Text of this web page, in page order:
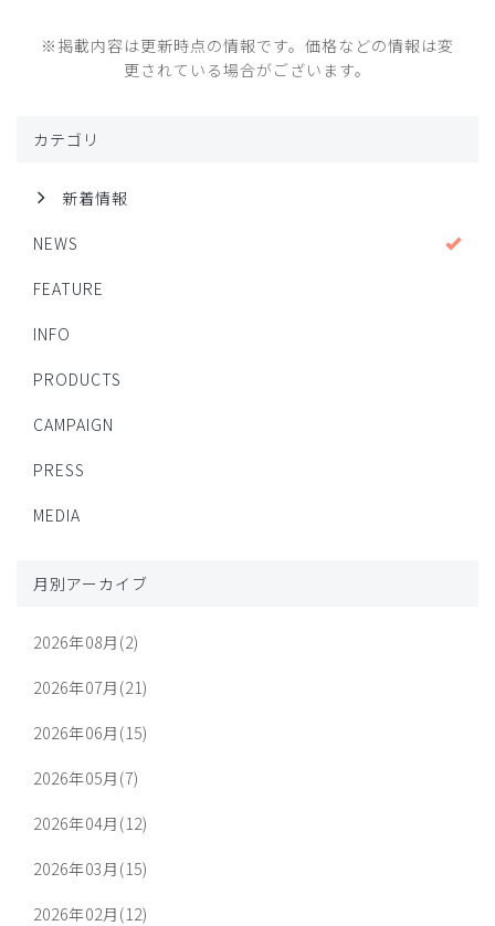
※掲載内容は更新時点の情報です。価格などの情報は変
更されている場合がございます。
カテゴリ
新着情報
NEWS
FEATURE
INFO
PRODUCTS
CAMPAIGN
PRESS
MEDIA
月別アーカイブ
2026年08月(2)
2026年07月(21)
2026年06月(15)
2026年05月(7)
2026年04月(12)
2026年03月(15)
2026年02月(12)